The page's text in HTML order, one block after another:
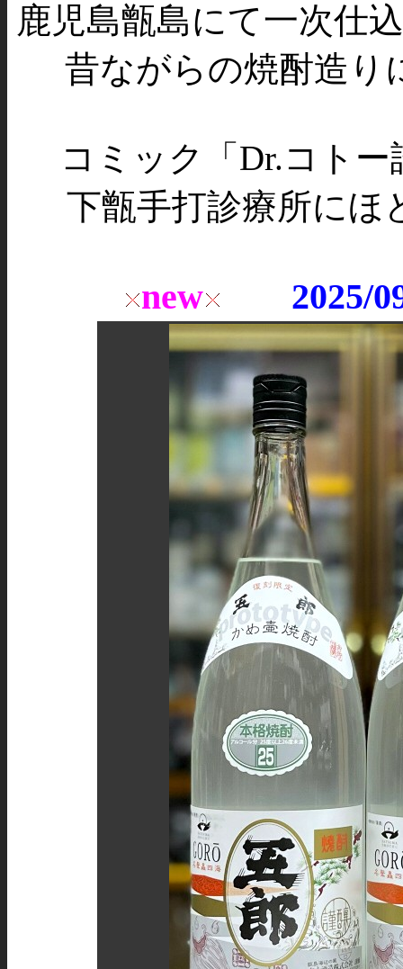
鹿児島甑島にて一次仕
昔ながらの焼酎造り
コミック「Dr.コト
下甑手打診療所にほ
new 2025/